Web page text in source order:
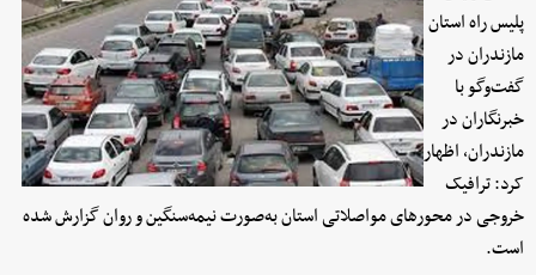
پلیس راه استان
مازندران در
گفت‌وگو با
خبرنگاران در
مازندران، اظهار
کرد: ترافیک
خروجی در محورهای مواصلاتی استان به‌صورت نیمه‌سنگین و روان گزارش شده
است.